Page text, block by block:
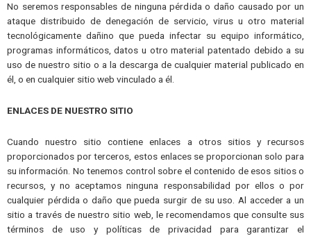
No seremos responsables de ninguna pérdida o daño causado por un
ataque distribuido de denegación de servicio, virus u otro material
tecnológicamente dañino que pueda infectar su equipo informático,
programas informáticos, datos u otro material patentado debido a su
uso de nuestro sitio o a la descarga de cualquier material publicado en
él, o en cualquier sitio web vinculado a él.
ENLACES DE NUESTRO SITIO
Cuando nuestro sitio contiene enlaces a otros sitios y recursos
proporcionados por terceros, estos enlaces se proporcionan solo para
su información. No tenemos control sobre el contenido de esos sitios o
recursos, y no aceptamos ninguna responsabilidad por ellos o por
cualquier pérdida o daño que pueda surgir de su uso. Al acceder a un
sitio a través de nuestro sitio web, le recomendamos que consulte sus
términos de uso y políticas de privacidad para garantizar el